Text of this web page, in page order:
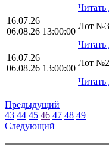
Читать
16.07.26
06.08.26 13:00:00
Лот №3
Читать
16.07.26
06.08.26 13:00:00
Лот №2
Читать
Предыдущий
43 44 45 46 47 48 49
Следующий